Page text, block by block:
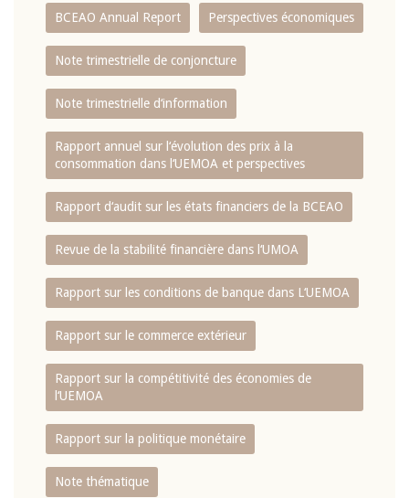
BCEAO Annual Report Perspectives économiques
Note trimestrielle de conjoncture
Note trimestrielle d‘information
Rapport annuel sur l‘évolution des prix à la
consommation dans l‘UEMOA et perspectives
Rapport d‘audit sur les états financiers de la BCEAO
Revue de la stabilité financière dans l‘UMOA
Rapport sur les conditions de banque dans L‘UEMOA
Rapport sur le commerce extérieur
Rapport sur la compétitivité des économies de
l‘UEMOA
Rapport sur la politique monétaire
Note thématique